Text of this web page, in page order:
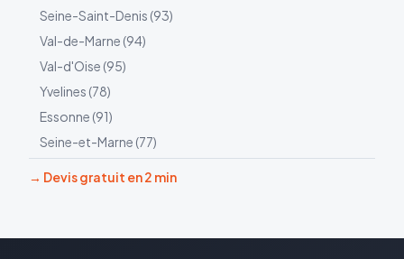
Seine-Saint-Denis (93)
Val-de-Marne (94)
Val-d'Oise (95)
Yvelines (78)
Essonne (91)
Seine-et-Marne (77)
→ Devis gratuit en 2 min